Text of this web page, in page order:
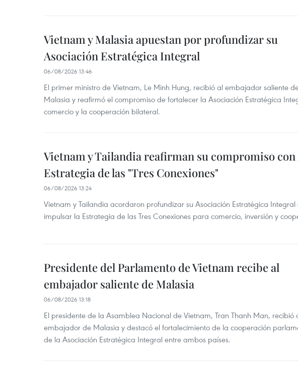
Vietnam y Malasia apuestan por profundizar su
Asociación Estratégica Integral
06/08/2026 13:46
El primer ministro de Vietnam, Le Minh Hung, recibió al embajador saliente
Malasia y reafirmó el compromiso de fortalecer la Asociación Estratégica
comercio y la cooperación bilateral.
Vietnam y Tailandia reafirman su compromiso con
Estrategia de las "Tres Conexiones"
06/08/2026 13:24
Vietnam y Tailandia acordaron profundizar su Asociación Estratégica Integral
impulsar la Estrategia de las Tres Conexiones para comercio, inversión y
Presidente del Parlamento de Vietnam recibe al
embajador saliente de Malasia
06/08/2026 13:18
El presidente de la Asamblea Nacional de Vietnam, Tran Thanh Man, recibió
embajador de Malasia y destacó el fortalecimiento de la cooperación
de la Asociación Estratégica Integral entre ambos países.